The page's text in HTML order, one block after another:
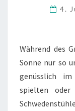
4.
Während des
Sonne nur so
genüsslich
spielten oder